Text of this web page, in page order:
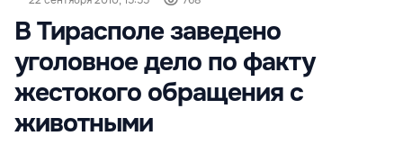
В Тирасполе заведено
уголовное дело по факту
жестокого обращения с
животными